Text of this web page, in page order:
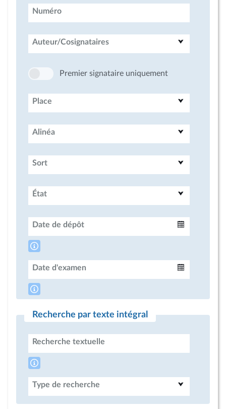
Numéro
Auteur/Cosignataires
Premier signataire uniquement
Place
Alinéa
Sort
État
Date de dépôt
Date d'examen
Recherche par texte intégral
Recherche textuelle
Type de recherche